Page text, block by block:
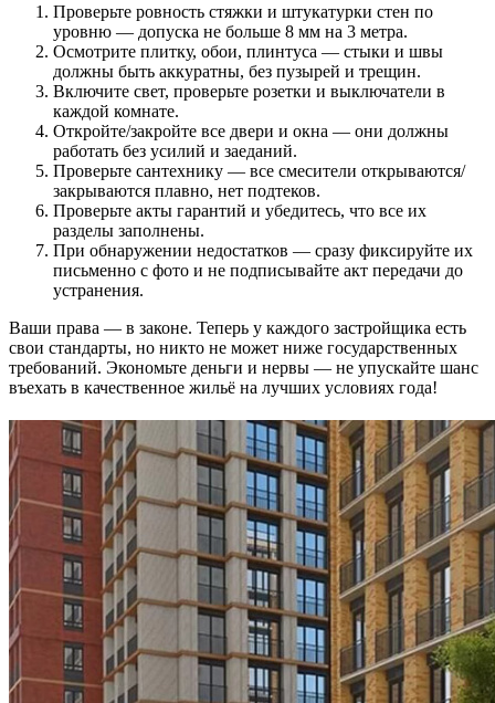
Проверьте ровность стяжки и штукатурки стен по
уровню — допуска не больше 8 мм на 3 метра.
Осмотрите плитку, обои, плинтуса — стыки и швы
должны быть аккуратны, без пузырей и трещин.
Включите свет, проверьте розетки и выключатели в
каждой комнате.
Откройте/закройте все двери и окна — они должны
работать без усилий и заеданий.
Проверьте сантехнику — все смесители открываются/
закрываются плавно, нет подтеков.
Проверьте акты гарантий и убедитесь, что все их
разделы заполнены.
При обнаружении недостатков — сразу фиксируйте их
письменно с фото и не подписывайте акт передачи до
устранения.
Ваши права — в законе. Теперь у каждого застройщика есть
свои стандарты, но никто не может ниже государственных
требований. Экономьте деньги и нервы — не упускайте шанс
въехать в качественное жильё на лучших условиях года!